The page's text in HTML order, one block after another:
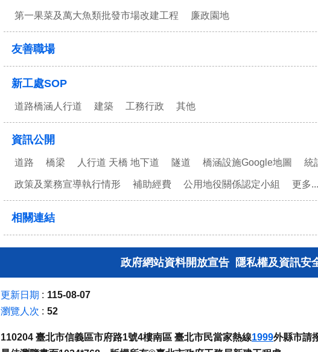
第一果菜及萬大魚類批發市場改建工程 廉政園地
友善職場
新工處SOP
道路橋涵人行道 建築 工務行政 其他
資訊公開
道路 橋梁 人行道 天橋 地下道 隧道 橋涵設施Google地圖 統
政策及業務宣導執行情形 補助經費 公用地役關係認定小組 更多...
相關連結
政府網站資料開放宣告 隱私權及資訊安
更新日期
115-08-07
瀏覽人次
52
110204 臺北市信義區市府路1號4樓南區 臺北市民當家熱線1999外縣市請